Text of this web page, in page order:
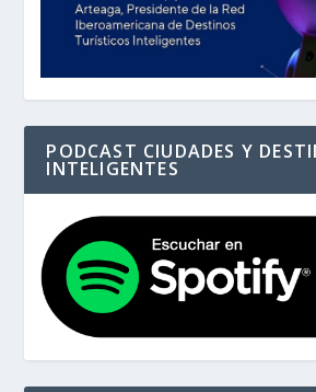
PODCAST CIUDADES Y
INTELIGENTES